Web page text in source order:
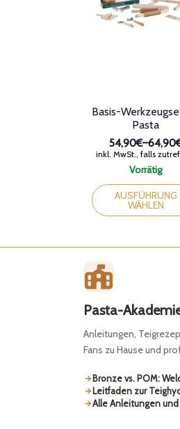
Vorrätig
Basis-
Pasta
54,90€–
54,90€
64,90€
inkl. MwSt., falls
AUSFÜHRUNG
WÄHLEN
Dieses
Produkt
weist
auf.
Optionen
können
der
Produktseite
gewählt
werden
Pasta-
Anleitungen,
Fans zu Hause und
Bronze vs. POM:
Leitfaden zur
Alle Anleitungen